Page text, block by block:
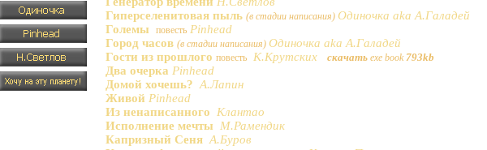
Гиперселенитовая пыль (в стадии написания) Одиночка aka А.Галадей
Големы
повесть Pinhead
Город часов (в стадии написания) Одиночка aka А.Галадей
Гости из прошлого повесть К.Крутских скачать exe book793kb
Два очерка Pinhead
Домой хочешь? А.Лапин
Живой Pinhead
Из ненаписанного
Клантао
Исполнение мечты М.Рамендик
Капризный Сеня А.Буров